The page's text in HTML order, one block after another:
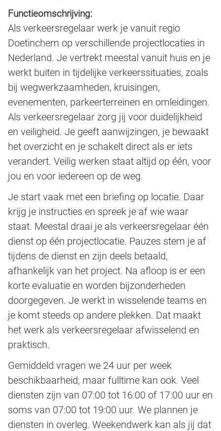
Functieomschrijving:
Als verkeersregelaar werk je vanuit regio
Doetinchem op verschillende projectlocaties in
Nederland. Je vertrekt meestal vanuit huis en je
werkt buiten in tijdelijke verkeerssituaties, zoals
bij wegwerkzaamheden, kruisingen,
evenementen, parkeerterreinen en omleidingen.
Als verkeersregelaar zorg jij voor duidelijkheid
en veiligheid. Je geeft aanwijzingen, je bewaakt
het overzicht en je schakelt direct als er iets
verandert. Veilig werken staat altijd op één, voor
jou en voor iedereen op de weg.
Je start vaak met een briefing op locatie. Daar
krijg je instructies en spreek je af wie waar
staat. Meestal draai je als verkeersregelaar één
dienst op één projectlocatie. Pauzes stem je af
tijdens de dienst en zijn deels betaald,
afhankelijk van het project. Na afloop is er een
korte evaluatie en worden bijzonderheden
doorgegeven. Je werkt in wisselende teams en
je komt steeds op andere plekken. Dat maakt
het werk als verkeersregelaar afwisselend en
praktisch.
Gemiddeld vragen we 24 uur per week
beschikbaarheid, maar fulltime kan ook. Veel
diensten zijn van 07:00 tot 16:00 of 17:00 uur en
soms van 07:00 tot 19:00 uur. We plannen je
diensten in overleg. Weekendwerk kan als jij dat